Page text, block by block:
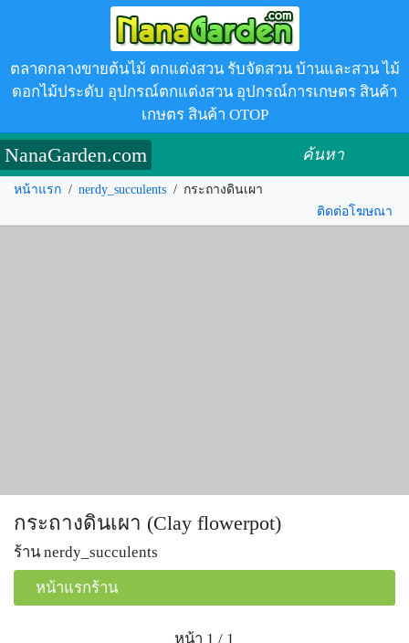
ตลาดกลางขายต้นไม้ ตกแต่งสวน รับจัดสวน บ้านและสวน ไม้
ดอกไม้ประดับ อุปกรณ์ตกแต่งสวน อุปกรณ์การเกษตร สินค้า
เกษตร สินค้า OTOP
NanaGarden.com ค้นหา
หน้าแรก / nerdy_succulents / กระถางดินเผา
ติดต่อโฆษณา
กระถางดินเผา (Clay flowerpot)
ร้าน nerdy_succulents
หน้าแรกร้าน
หน้า 1 / 1